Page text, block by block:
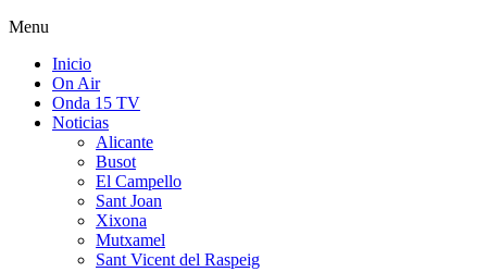
Menu
Inicio
On Air
Onda 15 TV
Noticias
Alicante
Busot
El Campello
Sant Joan
Xixona
Mutxamel
Sant Vicent del Raspeig